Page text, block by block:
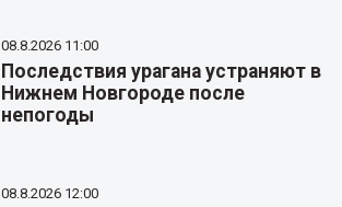
08.8.2026 11:00
Последствия урагана устраняют в
Нижнем Новгороде после
непогоды
08.8.2026 12:00